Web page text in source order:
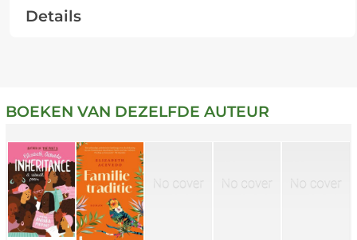
Details
BOEKEN VAN DEZELFDE AUTEUR